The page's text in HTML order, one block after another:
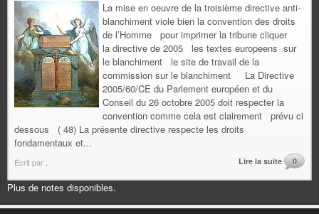
La mise en oeuvre de la troisième directive anti-
blanchiment viole bien la convention des droits
de l’Homme pour imprimer la tribune cliquer
la directive de 2005 les textes europeens sur
le blanchiment le site de travail de la
commission sur le blanchiment La Directive
2005/60/CE du Parlement européen et du
Conseil du 26 octobre 2005 doit respecter la
convention comme cela est clairement prévu ci
dessous ( 48) La présente directive respecte les droits
fondamentaux et...
Écrit par Lire la suite 0
Plus de notes disponibles.